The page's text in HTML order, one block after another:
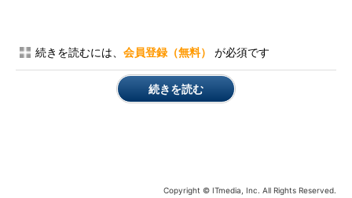
続きを読むには、 会員登録（無料） が必須です
続きを読む
Copyright © ITmedia, Inc. All Rights Reserved.